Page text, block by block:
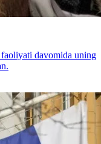
davomida uning